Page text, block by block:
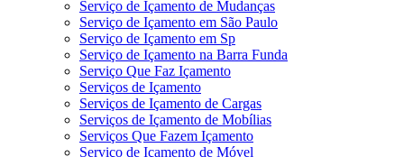
Serviço de Içamento de Mudanças
Serviço de Içamento em São Paulo
Serviço de Içamento em Sp
Serviço de Içamento na Barra Funda
Serviço Que Faz Içamento
Serviços de Içamento
Serviços de Içamento de Cargas
Serviços de Içamento de Mobílias
Serviços Que Fazem Içamento
Serviço de Içamento de Móvel